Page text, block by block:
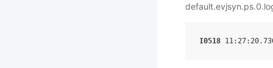
I0518 11:27